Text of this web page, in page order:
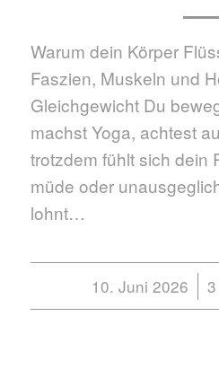
Warum dein Körper
Faszien, Muskeln und
Gleichgewicht Du
machst Yoga, achtest
trotzdem fühlt sich dein
müde oder
lohnt…
10. Juni 2026
/